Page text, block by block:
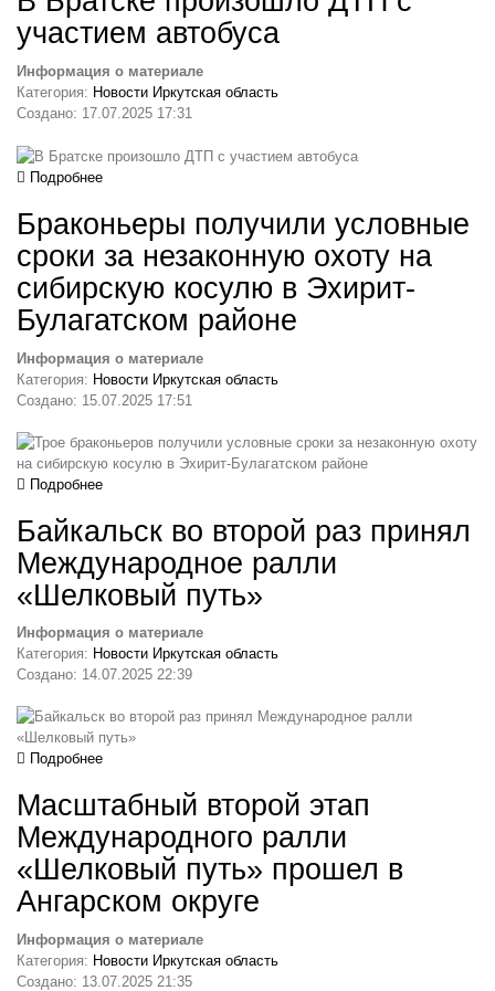
участием автобуса
Информация о материале
Категория: Новости Иркутская область
Создано: 17.07.2025 17:31
Подробнее
Браконьеры получили условные
сроки за незаконную охоту на
сибирскую косулю в Эхирит-
Булагатском районе
Информация о материале
Категория: Новости Иркутская область
Создано: 15.07.2025 17:51
Подробнее
Байкальск во второй раз принял
Международное ралли
«Шелковый путь»
Информация о материале
Категория: Новости Иркутская область
Создано: 14.07.2025 22:39
Подробнее
Масштабный второй этап
Международного ралли
«Шелковый путь» прошел в
Ангарском округе
Информация о материале
Категория: Новости Иркутская область
Создано: 13.07.2025 21:35